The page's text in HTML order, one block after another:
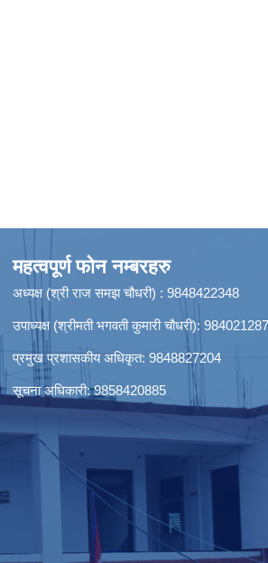
महत्वपूर्ण फोन नम्बरहरु
अध्यक्ष (श्री राज समझ चौधरी) : 9848422348
उपाध्यक्ष (श्रीमती भगवती कुमारी चौधरी):
प्रमुख प्रशासकीय अधिकृत: 9848827204
सूचना अधिकारी: 9858420885